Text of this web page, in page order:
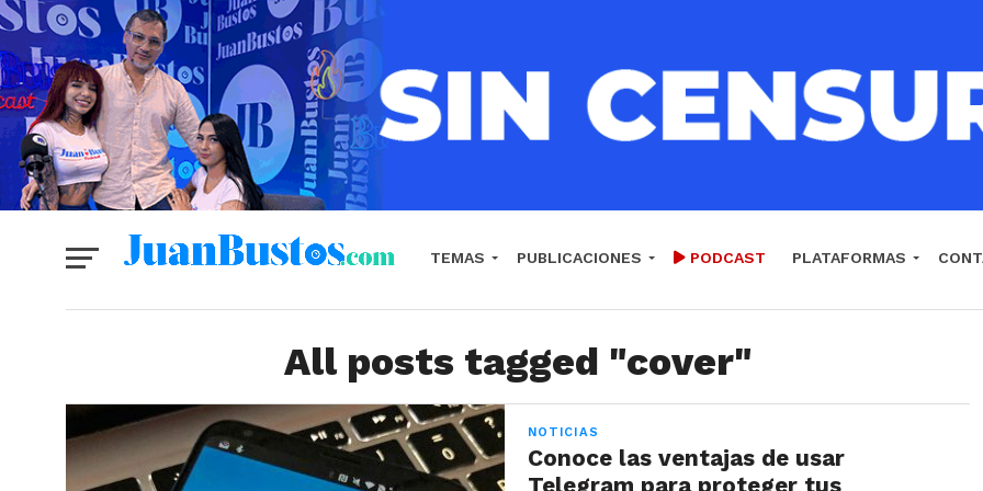
TEMAS PUBLICACIONES PODCAST PLATAFORMAS
All posts tagged "cover"
NOTICIAS
Conoce las ventajas de usar
Telegram para proteger tus